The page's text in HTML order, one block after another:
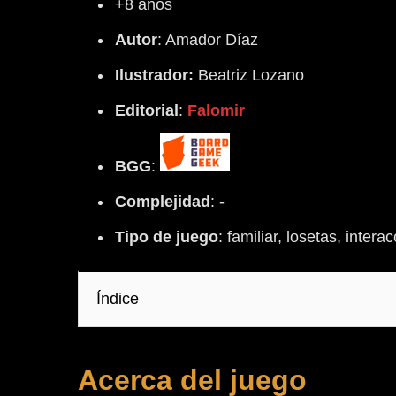
+8 años
Autor: Amador Díaz
Ilustrador: Beatriz Lozano
Editorial : Falomir
BGG:
Complejidad : -
Tipo de juego: familiar, losetas,
Índice
Acerca del juego